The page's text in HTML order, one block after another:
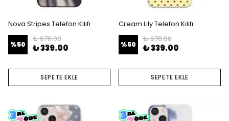
Nova Stripes Telefon Kılıfı
%50
₺ 678.00
₺ 339.00
SEPETE EKLE
Cream Lily Telefon Kılıfı
%50
₺ 678.00
₺ 339.00
SEPETE EKLE